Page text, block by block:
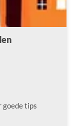
goede tips